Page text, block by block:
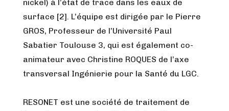
nickel) à l’état de trace dans les eaux de
surface [2]. L’équipe est dirigée par le Pierre
GROS, Professeur de l’Université Paul
Sabatier Toulouse 3, qui est également co-
animateur avec Christine ROQUES de l’axe
transversal Ingénierie pour la Santé du LGC.
RESONET est une société de traitement de